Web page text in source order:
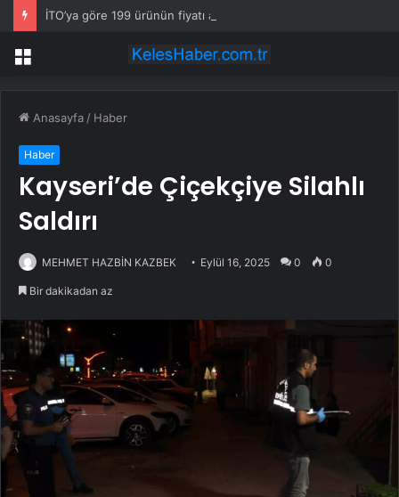
İTO’ya göre 199 ürünün fiyatı arttı
Menü
Anasayfa / Haber
Haber
Kayseri’de Çiçekçiye Silahlı
Saldırı
MEHMET HAZBİN KAZBEK Eylül 16, 2025 0 0
Bir dakikadan az